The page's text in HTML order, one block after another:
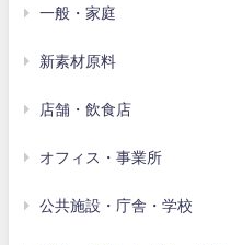
一般・家庭
新素材原料
店舗・飲食店
オフィス・事業所
公共施設・庁舎・学校